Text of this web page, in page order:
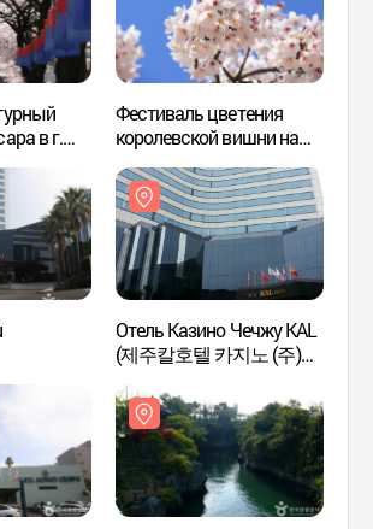
в г.
제
Фестиваль цветения
королевской вишни на
왕벚꽃축제)
Отель Казино Чечжу KAL
(제주칼호텔 카지노 (주)